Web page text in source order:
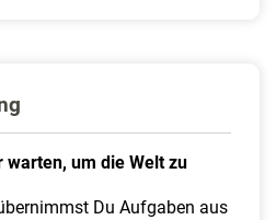
warten, um die Welt zu
Du Aufgaben aus